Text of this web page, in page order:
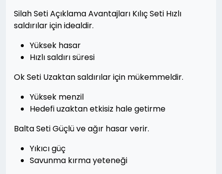
Silah Seti Açıklama Avantajları Kılıç Seti Hızlı
saldırılar için idealdir.
Yüksek hasar
Hızlı saldırı süresi
Ok Seti Uzaktan saldırılar için mükemmeldir.
Yüksek menzil
Hedefi uzaktan etkisiz hale getirme
Balta Seti Güçlü ve ağır hasar verir.
Yıkıcı güç
Savunma kırma yeteneği